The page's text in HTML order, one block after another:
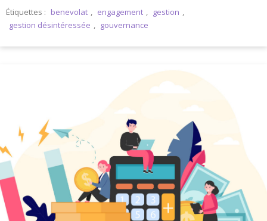
Étiquettes : benevolat , engagement , gestion ,
gestion désintéressée , gouvernance